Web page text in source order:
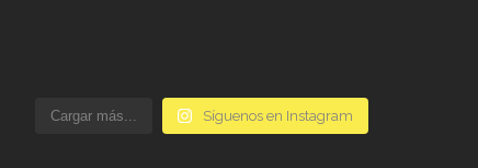
Cargar más... Síguenos en Instagram